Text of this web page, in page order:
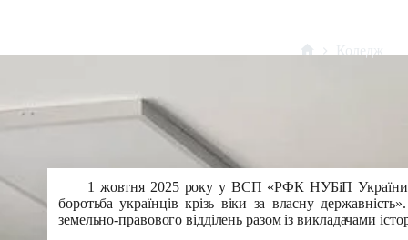
Коледж
1 жовтня 2025 року у ВСП «РФК НУБіП України»
боротьба українців крізь віки за власну
земельно-правового відділень разом із викладачами